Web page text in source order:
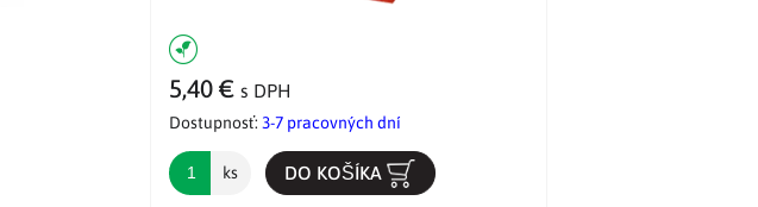
5,40 € s DPH
Dostupnosť: 3-7 pracovných dní
ks DO KOŠÍKA